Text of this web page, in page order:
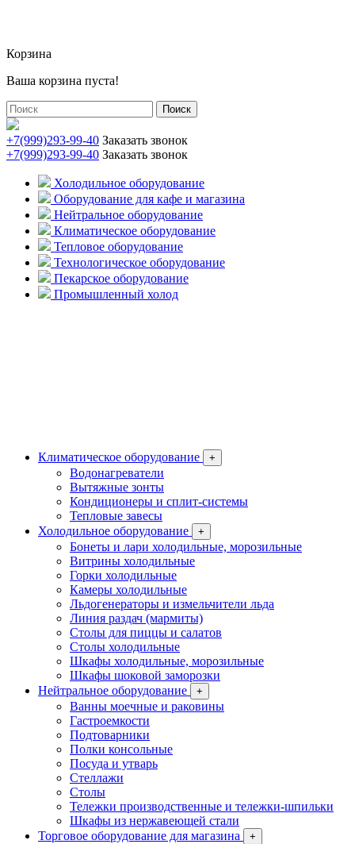
Корзина
Ваша корзина пуста!
Поиск
+7(999)293-99-40 Заказать звонок
+7(999)293-99-40 Заказать звонок
Холодильное оборудование
Оборудование для кафе и магазина
Нейтральное оборудование
Климатическое оборудование
Тепловое оборудование
Технологическое оборудование
Пекарское оборудование
Промышленный холод
Климатическое оборудование +
Водонагреватели
Вытяжные зонты
Кондиционеры и сплит-системы
Тепловые завесы
Холодильное оборудование
+
Бонеты и лари холодильные, морозильные
Витрины холодильные
Горки холодильные
Камеры холодильные
Льдогенераторы и измельчители льда
Линия раздач (мармиты)
Столы для пиццы и салатов
Столы холодильные
Шкафы холодильные, морозильные
Шкафы шоковой заморозки
Нейтральное оборудование
+
Ванны моечные и раковины
Гастроемкости
Подтоварники
Полки консольные
Посуда и утварь
Стеллажи
Столы
Тележки производственные и тележки-шпильки
Шкафы из нержавеющей стали
Торговое оборудование для магазина
+